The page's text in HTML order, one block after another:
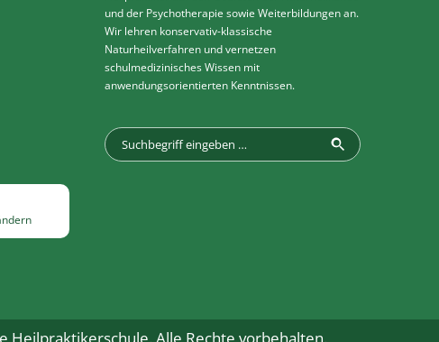
und der Psychotherapie sowie Weiterbildungen an.
Wir lehren konservativ-klassische
Naturheilverfahren und vernetzen
schulmedizinisches Wissen mit
anwendungsorientierten Kenntnissen.